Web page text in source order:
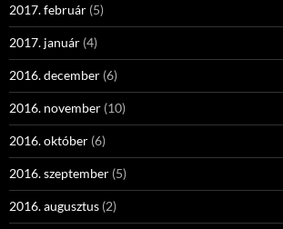
2017. február (5)
2017. január (4)
2016. december (6)
2016. november (10)
2016. október (6)
2016. szeptember (5)
2016. augusztus (2)